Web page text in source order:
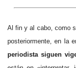
Al fin y al cabo, como
posteriormente, en la
periodista siguen